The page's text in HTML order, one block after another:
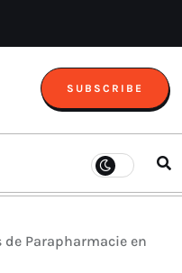
SUBSCRIBE
Parapharmacie en